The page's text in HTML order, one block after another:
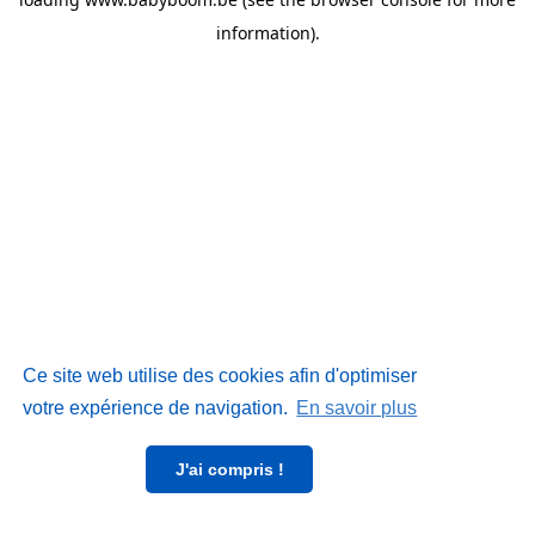
Ce site web utilise des cookies afin d'optimiser
votre expérience de navigation. En savoir plus
J'ai compris !
information).